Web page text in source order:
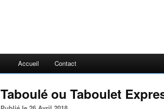
Accueil Contact
Taboulé ou Taboulet